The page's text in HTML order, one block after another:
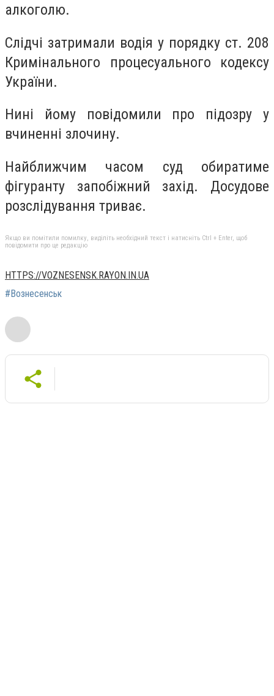
алкоголю.
Слідчі затримали водія у порядку ст. 208
Кримінального процесуального кодексу
України.
Нині йому повідомили про підозру у
вчиненні злочину.
Найближчим часом суд обиратиме
фігуранту запобіжний захід. Досудове
розслідування триває.
Якщо ви помітили помилку, виділіть необхідний текст і натисніть Ctrl + Enter, щоб
повідомити про це редакцію
HTTPS://VOZNESENSK.RAYON.IN.UA
#Вознесенськ